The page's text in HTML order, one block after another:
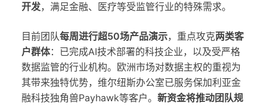
开发，满足金融、医疗等受监管行业的特殊需求。
目前团队每周进行超50场产品演示，重点攻克两类客
户群体：已完成AI技术部署的科技企业，以及受严格
数据监管的行业机构。欧洲市场对数据主权的重视为
其带来独特优势，维尔纽斯办公室已服务保加利亚金
融科技独角兽Payhawk等客户。 新资金将推动团队规